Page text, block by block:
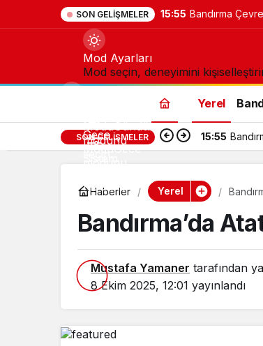
SON GELIŞMELER 15:55 Bandırma
Mod Ayarları
Mod seçin, deneyimini
ModuGündüz
modunu
seçin.
Gece
ModuGece
modunu
seçin.
Yerel
SON GELIŞMELER 15:55
Haberler Yerel
Bandırma’da
Mustafa Yamaner tarafından
8 Ekim 2025, 12:01 yayınlandı